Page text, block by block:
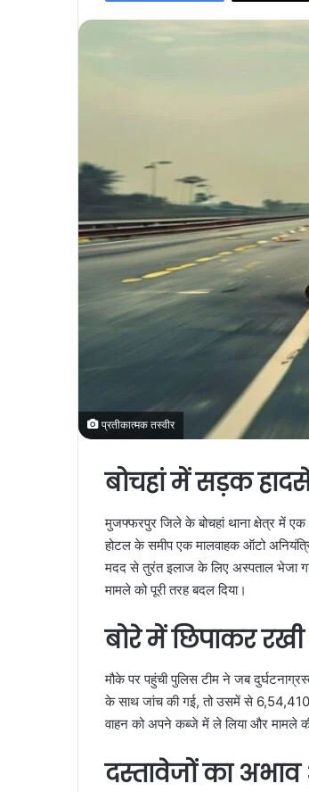
a
प्रतीकात्मक तस्वीर
बोचहां में सड़क
मुजफ्फरपुर जिले के बोचहां थाना क्षेत्र में एक
होटल के समीप एक मालवाहक ऑटो
मदद से तुरंत इलाज के लिए अस्पताल भेजा
मामले को पूरी तरह बदल दिया।
बोरे में छिपाकर
मौके पर पहुंची पुलिस टीम ने जब
के साथ जांच की गई, तो उसमें से 6,54,410
वाहन को अपने कब्जे में ले लिया और मामले
दस्तावेजों का अभाव